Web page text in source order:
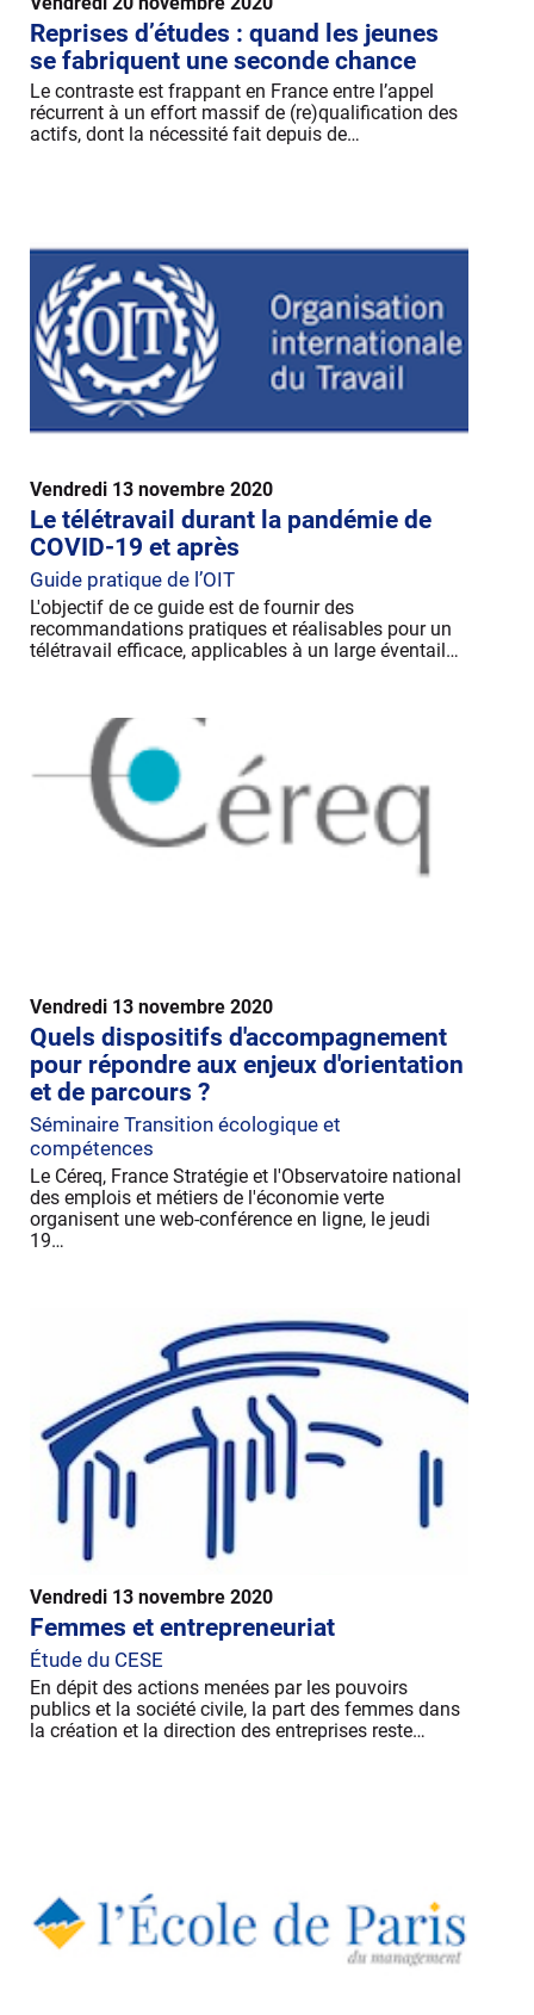
Reprises d’études : quand les jeunes
se fabriquent une seconde chance
Le contraste est frappant en France entre l’appel
récurrent à un effort massif de (re)qualification des
actifs, dont la nécessité fait depuis de…
Vendredi 13 novembre 2020
Le télétravail durant la pandémie de
COVID-19 et après
Guide pratique de l’OIT
L'objectif de ce guide est de fournir des
recommandations pratiques et réalisables pour un
télétravail efficace, applicables à un large éventail…
Vendredi 13 novembre 2020
Quels dispositifs d'accompagnement
pour répondre aux enjeux d'orientation
et de parcours ?
Séminaire Transition écologique et
compétences
Le Céreq, France Stratégie et l'Observatoire national
des emplois et métiers de l'économie verte
organisent une web-conférence en ligne, le jeudi
19…
Vendredi 13 novembre 2020
Femmes et entrepreneuriat
Étude du CESE
En dépit des actions menées par les pouvoirs
publics et la société civile, la part des femmes dans
la création et la direction des entreprises reste…